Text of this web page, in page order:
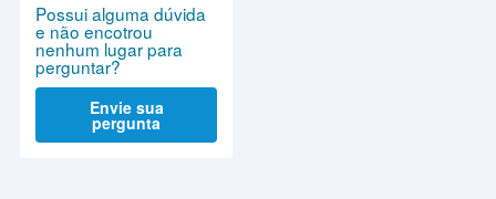
Possui alguma dúvida
e não encotrou
nenhum lugar para
perguntar?
Envie sua
pergunta